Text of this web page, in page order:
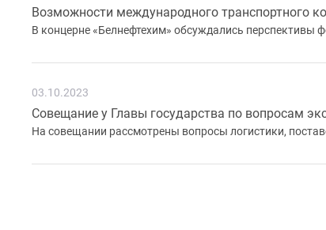
Возможности международного транспортного
В концерне «Белнефтехим» обсуждались перспективы
03.10.2023
Совещание у Главы государства по вопросам
На совещании рассмотрены вопросы логистики,